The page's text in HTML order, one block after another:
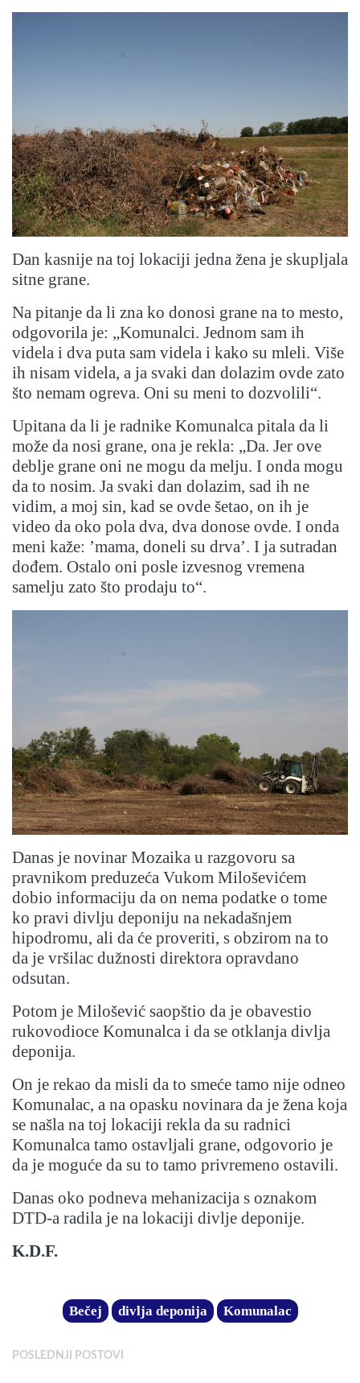
Dan kasnije na toj lokaciji jedna žena je skupljala
sitne grane.
Na pitanje da li zna ko donosi grane na to mesto,
odgovorila je: „Komunalci. Jednom sam ih
videla i dva puta sam videla i kako su mleli. Više
ih nisam videla, a ja svaki dan dolazim ovde zato
što nemam ogreva. Oni su meni to dozvolili“.
Upitana da li je radnike Komunalca pitala da li
može da nosi grane, ona je rekla: „Da. Jer ove
deblje grane oni ne mogu da melju. I onda mogu
da to nosim. Ja svaki dan dolazim, sad ih ne
vidim, a moj sin, kad se ovde šetao, on ih je
video da oko pola dva, dva donose ovde. I onda
meni kaže: ’mama, doneli su drva’. I ja sutradan
dođem. Ostalo oni posle izvesnog vremena
samelju zato što prodaju to“.
Danas je novinar Mozaika u razgovoru sa
pravnikom preduzeća Vukom Miloševićem
dobio informaciju da on nema podatke o tome
ko pravi divlju deponiju na nekadašnjem
hipodromu, ali da će proveriti, s obzirom na to
da je vršilac dužnosti direktora opravdano
odsutan.
Potom je Milošević saopštio da je obavestio
rukovodioce Komunalca i da se otklanja divlja
deponija.
On je rekao da misli da to smeće tamo nije odneo
Komunalac, a na opasku novinara da je žena koja
se našla na toj lokaciji rekla da su radnici
Komunalca tamo ostavljali grane, odgovorio je
da je moguće da su to tamo privremeno ostavili.
Danas oko podneva mehanizacija s oznakom
DTD-a radila je na lokaciji divlje deponije.
K.D.F.
Bečej divlja deponija Komunalac
POSLEDNJI POSTOVI